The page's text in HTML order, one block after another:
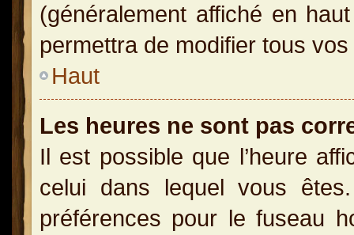
(généralement affiché en
permettra de modifier tous
Haut
Les heures ne sont pas
Il est possible que l’heure
celui dans lequel vous
préférences pour le fuseau